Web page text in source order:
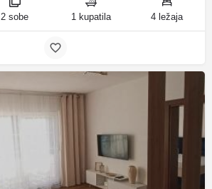
2 sobe 1 kupatila 4 ležaja